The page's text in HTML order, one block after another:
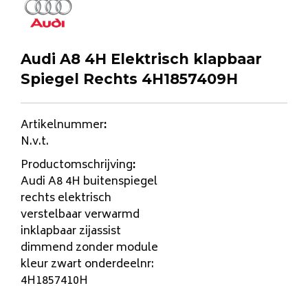
Audi A8 4H Elektrisch klapbaar
Spiegel Rechts 4H1857409H
Artikelnummer:
N.v.t.
Productomschrijving:
Audi A8 4H buitenspiegel
rechts elektrisch
verstelbaar verwarmd
inklapbaar zijassist
dimmend zonder module
kleur zwart onderdeelnr:
4H1857410H